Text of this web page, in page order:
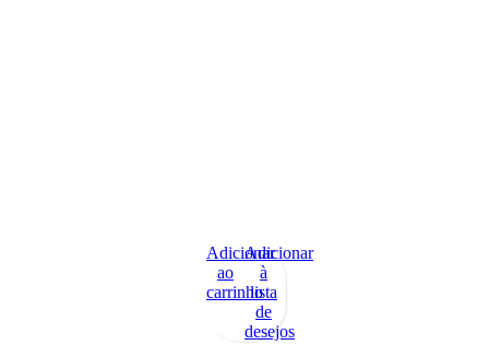
Adicionar
ao
carrinho
Adicionar
à
lista
de
desejos